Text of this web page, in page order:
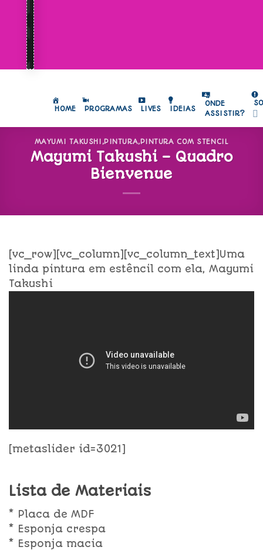
HOME PROGRAMAS LIVES IDEIAS
ONDE
ASSISTIR?
MAYUMI TAKUSHI ,PINTURA, PINTURA COM STENCIL
Mayumi Takushi – Quadro
Bienvenue
[vc_row][vc_column][vc_column_text]Uma
linda pintura em estêncil com ela, Mayumi
Takushi
[metaslider id=3021]
Lista de Materiais
* Placa de MDF
* Esponja crespa
* Esponja macia